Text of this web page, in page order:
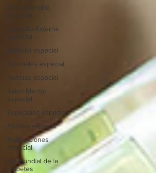
Coleccionable
Consulta Externa
especial
Editorial especial
Gremiales especial
Noticias especial
Salud Mental
especial
Especiales especial
Perfiles especial
Publicaciones
especial
dia mundial de la
diabetes